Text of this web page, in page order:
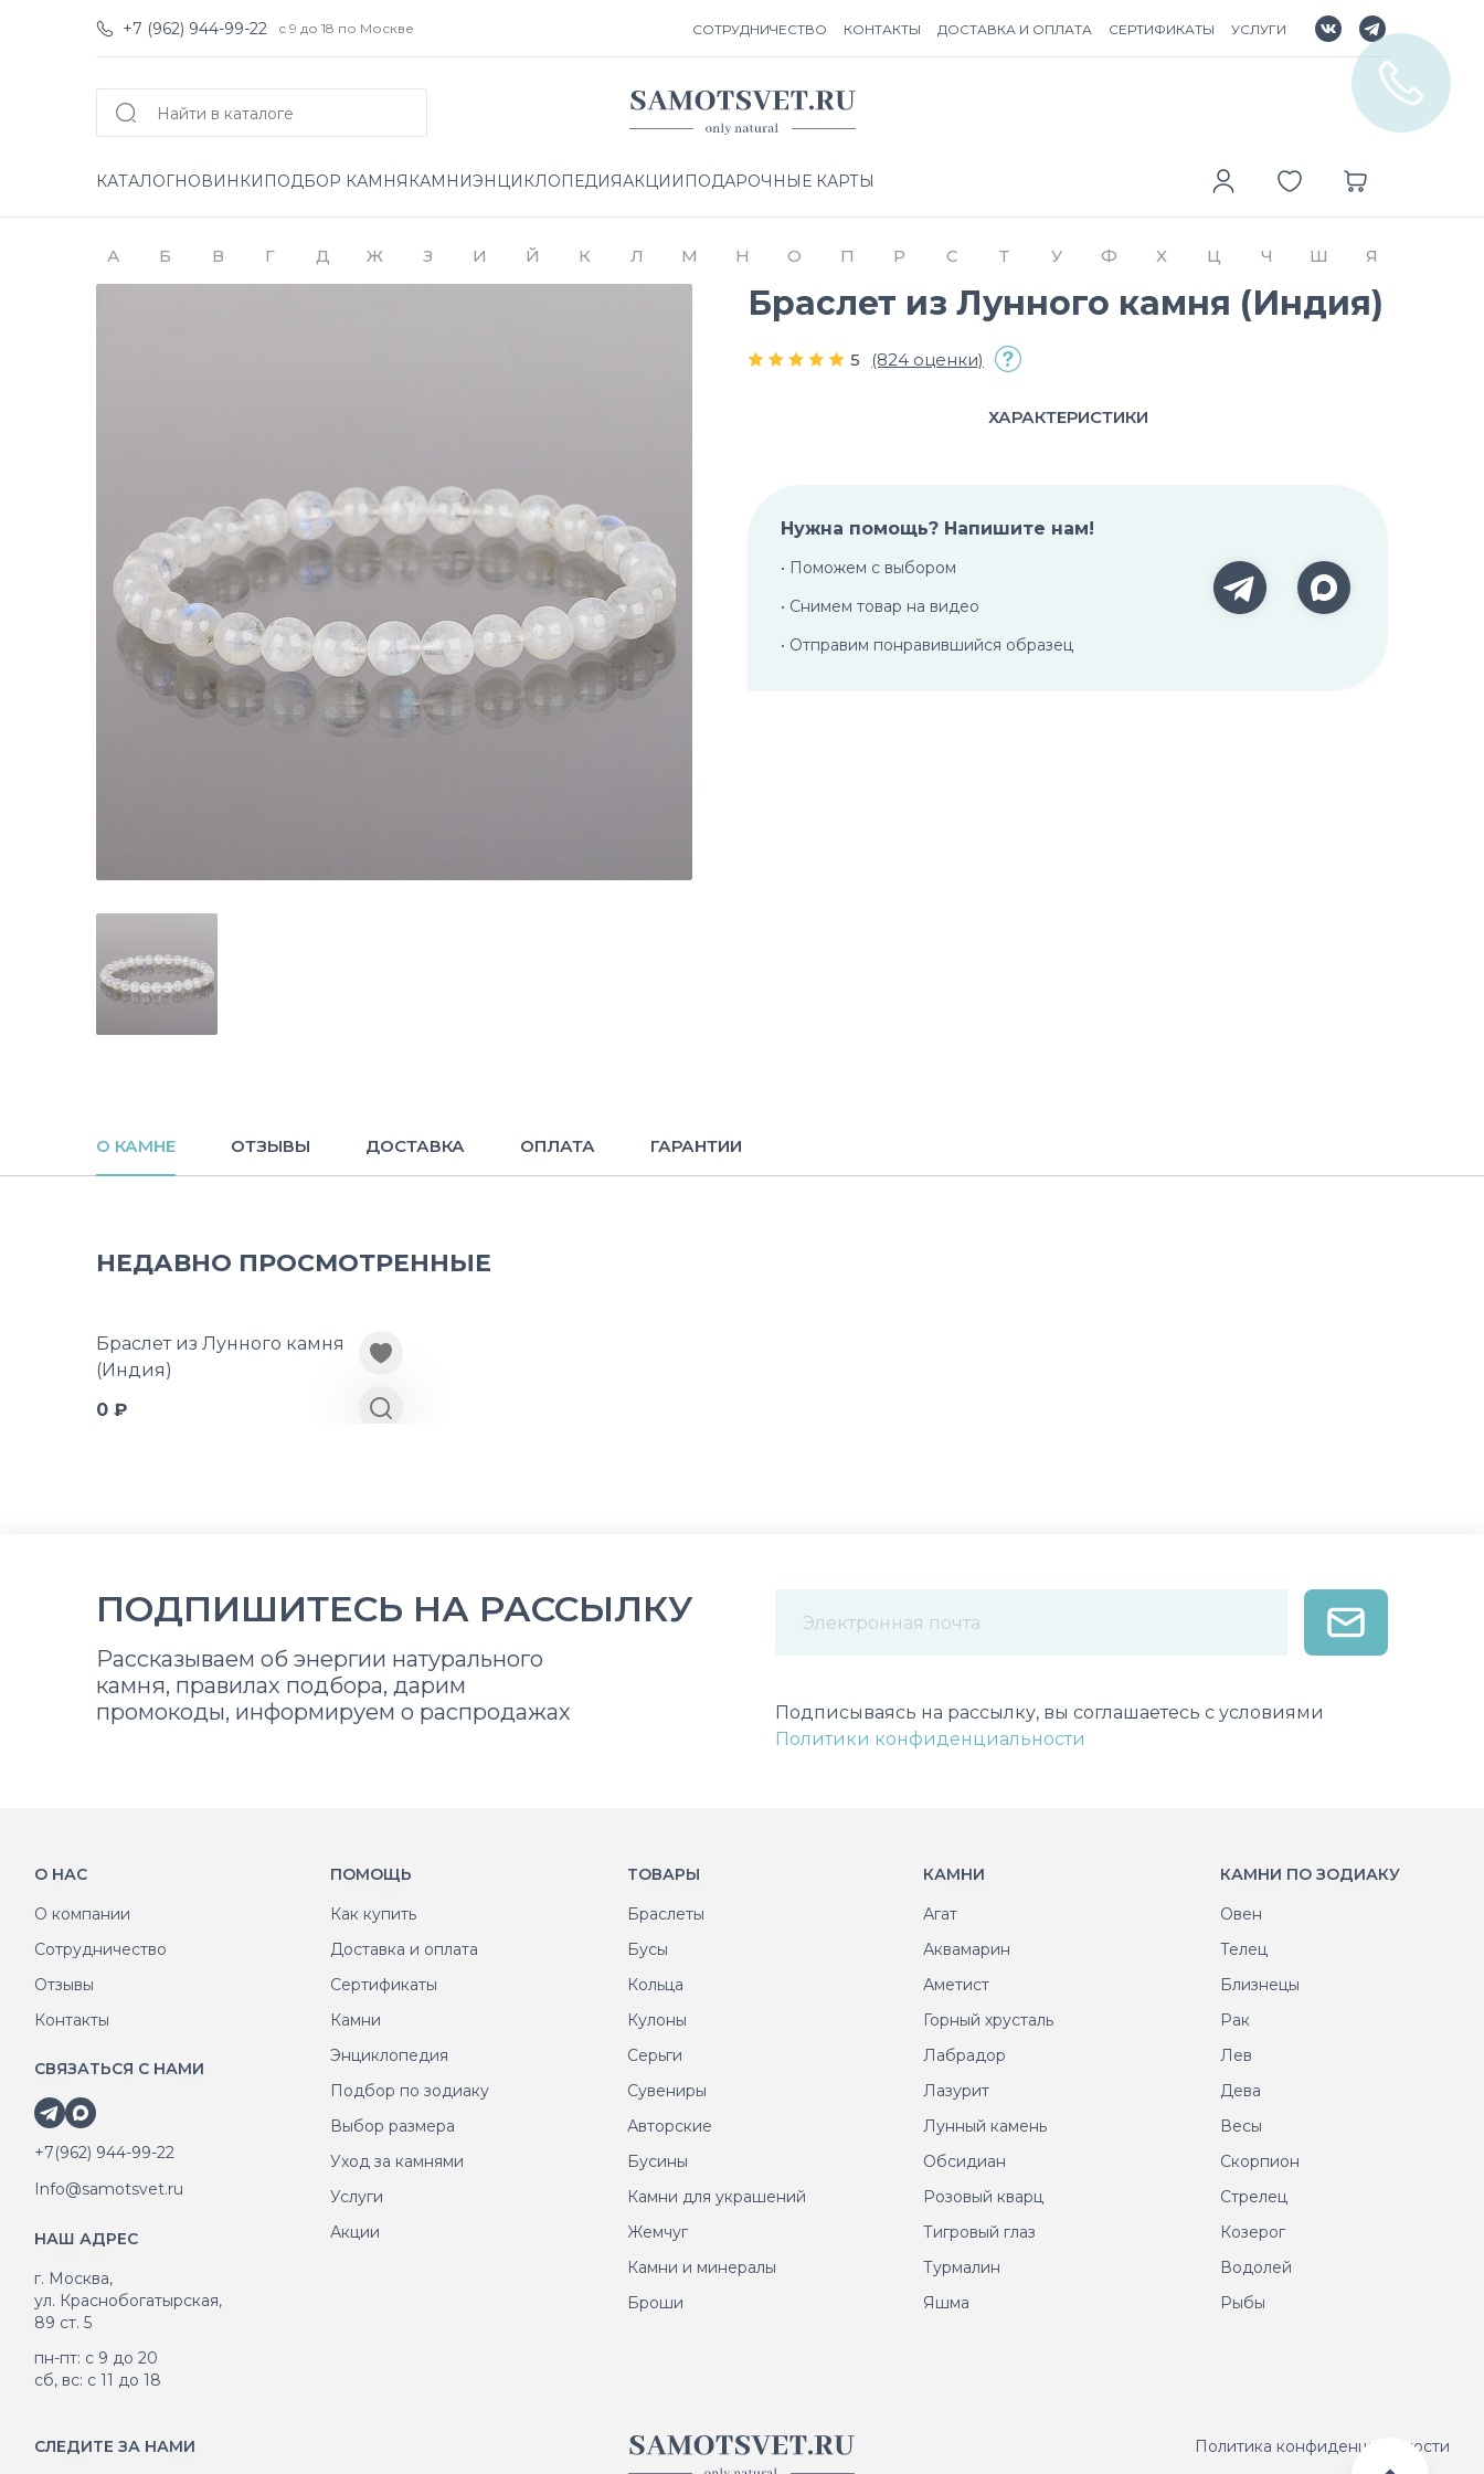
+7 (962) 944-99-22 с 9 до 18 по Москве СОТРУДНИЧЕСТВО КОНТАКТЫ ДОСТАВКА И ОПЛАТА СЕРТИФИКАТЫ УСЛУГИ
КАТАЛОГНОВИНКИ ПОДБОР КАМНЯ КАМНИЭНЦИКЛОПЕДИЯАКЦИИ ПОДАРОЧНЫЕ КАРТЫ
А Б В Г Д Ж З И Й К Л М Н О П Р С Т У Ф Х Ц Ч Ш Я
Браслет из Лунного камня (Индия)
5 (824 оценки)
ХАРАКТЕРИСТИКИ
Нужна помощь? Напишите нам!
• Поможем с выбором
• Снимем товар на видео
• Отправим понравившийся образец
О КАМНЕ ОТЗЫВЫ ДОСТАВКА ОПЛАТА ГАРАНТИИ
НЕДАВНО ПРОСМОТРЕННЫЕ
Браслет из Лунного камня
(Индия)
0 ₽
ПОДПИШИТЕСЬ НА РАССЫЛКУ
Рассказываем об энергии натурального
камня, правилах подбора, дарим
промокоды, информируем о распродажах
Подписываясь на рассылку, вы соглашаетесь с условиями
Политики конфиденциальности
О НАС
О компании
Сотрудничество
Отзывы
Контакты
СВЯЗАТЬСЯ С НАМИ
+7(962) 944-99-22
Info@samotsvet.ru
НАШ АДРЕС
г. Москва,
ул. Краснобогатырская,
89 ст. 5
пн-пт: с 9 до 20
сб, вс: с 11 до 18
ПОМОЩЬ
Как купить
Доставка и оплата
Сертификаты
Камни
Энциклопедия
Подбор по зодиаку
Выбор размера
Уход за камнями
Услуги
Акции
ТОВАРЫ
Браслеты
Бусы
Кольца
Кулоны
Серьги
Сувениры
Авторские
Бусины
Камни для украшений
Жемчуг
Камни и минералы
Броши
КАМНИ
Агат
Аквамарин
Аметист
Горный хрусталь
Лабрадор
Лазурит
Лунный камень
Обсидиан
Розовый кварц
Тигровый глаз
Турмалин
Яшма
КАМНИ ПО ЗОДИАКУ
Овен
Телец
Близнецы
Рак
Лев
Дева
Весы
Скорпион
Стрелец
Козерог
Водолей
Рыбы
СЛЕДИТЕ ЗА НАМИ
Политика конфиденциальности